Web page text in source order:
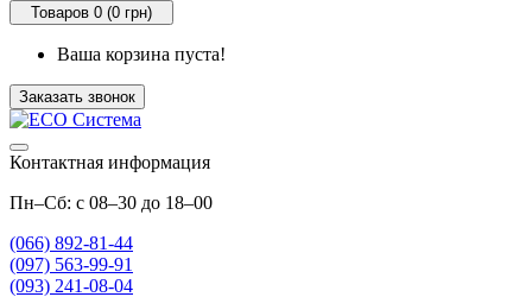
Товаров 0 (0 грн)
Ваша корзина пуста!
Заказать звонок
Контактная информация
Пн–Сб: с 08–30 до 18–00
(066) 892-81-44
(097) 563-99-91
(093) 241-08-04